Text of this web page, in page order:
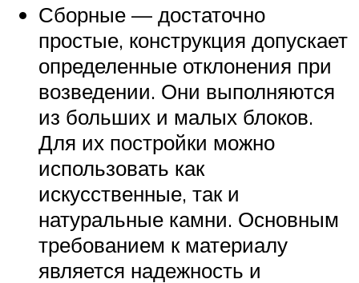
Сборные — достаточно
простые, конструкция допускает
определенные отклонения при
возведении. Они выполняются
из больших и малых блоков.
Для их постройки можно
использовать как
искусственные, так и
натуральные камни. Основным
требованием к материалу
является надежность и